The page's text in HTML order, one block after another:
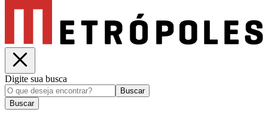
Digite sua busca
Buscar
Buscar